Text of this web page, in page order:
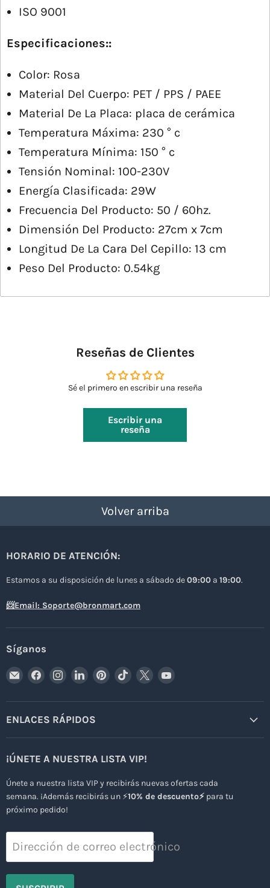
ISO 9001
Especificaciones::
Color: Rosa
Material Del Cuerpo: PET / PPS / PAEE
Material De La Placa: placa de cerámica
Temperatura Máxima: 230 ° c
Temperatura Mínima: 150 ° c
Tensión Nominal: 100-230V
Energía Clasificada: 29W
Frecuencia Del Producto: 50 / 60hz.
Dimensión Del Producto: 27cm x 7cm
Longitud De La Cara Del Cepillo: 13 cm
Peso Del Producto: 0.54kg
Reseñas de Clientes
Sé el primero en escribir una reseña
Escribir una
reseña
Volver arriba
HORARIO DE ATENCIÓN:
Estamos a su disposición de lunes a sábado de09:00 a 19:00.
📨Email: Soporte@bronmart.com
Síganos
Encuéntrenos
Correo
electrónico
Encuéntrenos
Facebook
Encuéntrenos
Instagram
Encuéntrenos
LinkedIn
Encuéntrenos
Pinterest
Encuéntrenos
TikTok
Encuéntrenos
X
Encuéntrenos
YouTube
ENLACES RÁPIDOS
¡ÚNETE A NUESTRA LISTA VIP!
Únete a nuestra lista VIP y recibirás nuevas ofertas cada
semana. ¡Además recibirás un ⚡10% de descuento⚡ para tu
próximo pedido!
Dirección de correo electrónico